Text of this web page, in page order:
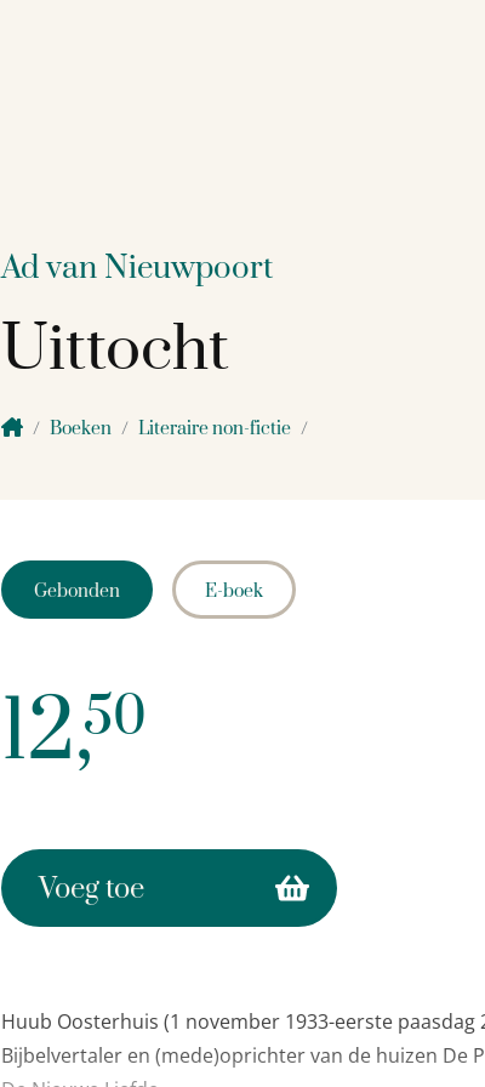
Ad van Nieuwpoort
Uittocht
Boeken Literaire non-fictie
Gebonden E-boek
12,50
Voeg toe
Huub Oosterhuis (1 november 1933-eerste
Bijbelvertaler en (mede)oprichter van de huizen De